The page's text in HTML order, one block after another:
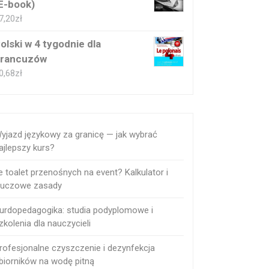
book)
zł
w 4 tygodnie dla
zł
językowy za granicę — jak wybrać
kurs?
toalet przenośnych na event? Kalkulator i
zasady
studia podyplomowe i
dla nauczycieli
czyszczenie i dezynfekcja
na wodę pitną